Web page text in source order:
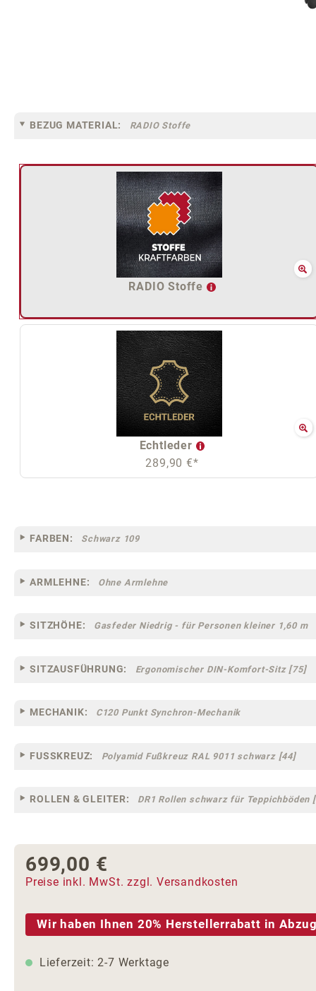
BEZUG MATERIAL: RADIO Stoffe
RADIO Stoffe
Echtleder
289,90 €*
FARBEN: Schwarz 109
ARMLEHNE: Ohne Armlehne
SITZHÖHE: Gasfeder Niedrig - für Personen kleiner 1,60 m
SITZAUSFÜHRUNG: Ergonomischer DIN-Komfort-Sitz [75]
MECHANIK: C120 Punkt Synchron-Mechanik
FUSSKREUZ: Polyamid Fußkreuz RAL 9011 schwarz [44]
ROLLEN & GLEITER: DR1 Rollen schwarz für Teppichböden
Regulärer Preis:
699,00 €
Preise inkl. MwSt. zzgl. Versandkosten
Wir haben Ihnen 20% Herstellerrabatt in
Lieferzeit: 2-7 Werktage